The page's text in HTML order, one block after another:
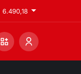
6.490,18